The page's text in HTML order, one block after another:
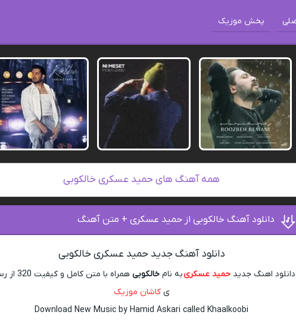
پخش موزیک
همه آهنگ های حمید عسکری خالکوبی
دانلود آهنگ خالکوبی از حمید عسکری + متن آهنگ
دانلود آهنگ جدید حمید عسکری خالکوبی
دانلود اهنگ جدید حمید عسکریبه نام خالکوبی
همراه با متن کامل و
یکاشان موزیک
Download New Music by Hamid Askari called Khaalkoobi